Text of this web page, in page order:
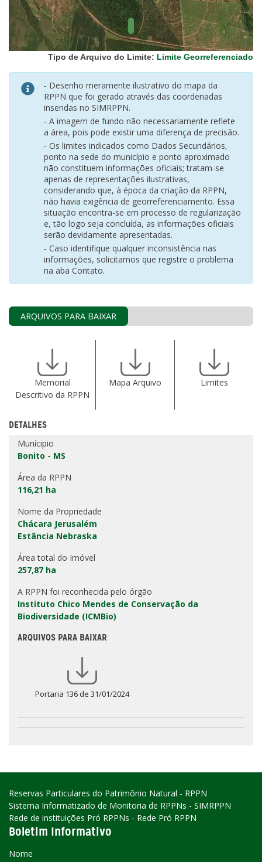
(IBGE)
Relevo
(IBGE)
Tipo de Arquivo do Limite: Limite Georreferenciado
- Desenho meramente ilustrativo do mapa da
RPPN que foi gerado através das coordenadas
inseridas no SIMRPPN.
- A imagem de fundo não necessariamente reflete
a área, pois pode existir uma diferença de precisão.
- Os limites indicados como Dados Secundários,
ponto na sede do município e ponto aproximado
não constituem informações oficiais; tratam-se
apenas de representações ilustrativas,
considerando que, à época da criação da RPPN,
não havia exigência de georreferenciamento. Essa
situação encontra-se em processo de regularização
e, tão logo seja concluída, as informações oficiais
serão devidamente apresentadas.
- Caso identifique qualquer inconsistência nas
informações, solicitamos que registre o problema
na aba Contato.
ARQUIVOS PARA BAIXAR
Memorial
Descritivo da RPPN
Mapa Arquivo Limites
DETALHES
Munícipio
Bonito - MS
Área da RPPN
116,21 ha
Nome da Propriedade
Chácara Jerusalém
Estância Nebraska
Área total do Imóvel
257,87 ha
A RPPN foi reconhecida pelo órgão
Instituto Chico Mendes de Conservação da
Biodiversidade (ICMBio)
ARQUIVOS PARA BAIXAR
Portaria 136 de 31/01/2024
Reservas Particulares do Patrimônio Natural - RPPN
Sistema Informatizado de Monitoria de RPPNs - SIMRPPN
Rede de instituições Pró RPPNs - Rede Pró RPPN
Boletim Informativo
Nome